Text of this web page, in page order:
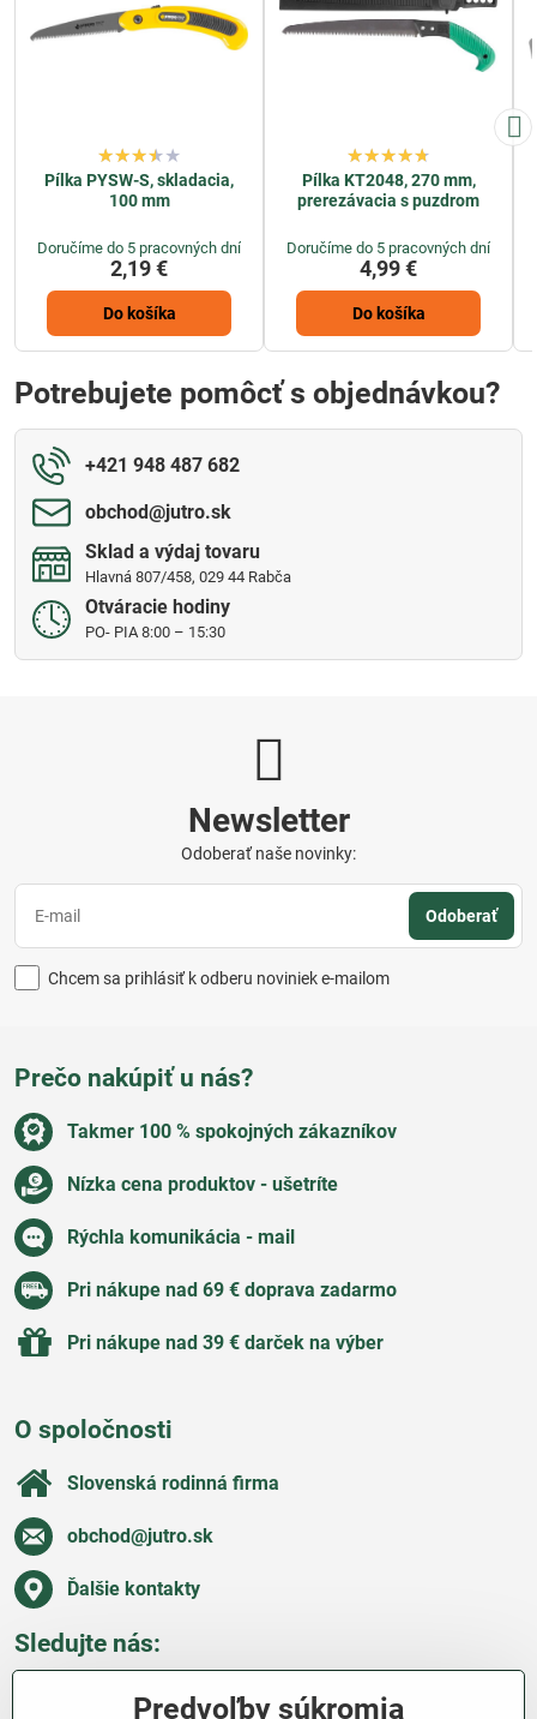
Pílka PYSW-S, skladacia,
100 mm
Doručíme do 5 pracovných dní
2,19 €
Do košíka
Pílka KT2048, 270 mm,
prerezávacia s puzdrom
Doručíme do 5 pracovných dní
4,99 €
Do košíka
Potrebujete pomôcť s objednávkou?
+421 948 487 682
obchod​@jutro​.sk
Sklad a výdaj tovaru
Hlavná 807/458, 029 44 Rabča
Otváracie hodiny
PO- PIA 8:00 – 15:30
Newsletter
Odoberať naše novinky:
Odoberať
Chcem sa prihlásiť k odberu noviniek e-mailom
Prečo nakúpiť u nás?
Takmer 100 % spokojných zákazníkov
Nízka cena produktov - ušetríte
Rýchla komunikácia - mail
Pri nákupe nad 69 € doprava zadarmo
Pri nákupe nad 39 € darček na výber
O spoločnosti
Slovenská rodinná firma
obchod​@jutro​.sk
Ďalšie kontakty
Sledujte nás:
Predvoľby súkromia